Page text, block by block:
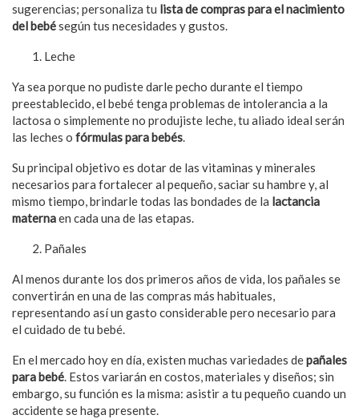
sugerencias; personaliza tu lista de compras para el nacimiento
del bebésegún tus necesidades y gustos.
Leche
Ya sea porque no pudiste darle pecho durante el tiempo
preestablecido, el bebé tenga problemas de intolerancia a la
lactosa o simplemente no produjiste leche, tu aliado ideal serán
las leches o fórmulas para bebés.
Su principal objetivo es dotar de las vitaminas y minerales
necesarios para fortalecer al pequeño, saciar su hambre y, al
mismo tiempo, brindarle todas las bondades de la lactancia
maternaen cada una de las etapas.
Pañales
Al menos durante los dos primeros años de vida, los pañales se
convertirán en una de las compras más habituales,
representando así un gasto considerable pero necesario para
el cuidado de tu bebé.
En el mercado hoy en día, existen muchas variedades depañales
para bebé. Estos variarán en costos, materiales y diseños; sin
embargo, su función es la misma: asistir a tu pequeño cuando un
accidente se haga presente.